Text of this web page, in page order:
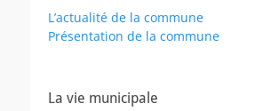
L’actualité de la commune
Présentation de la commune
La vie municipale